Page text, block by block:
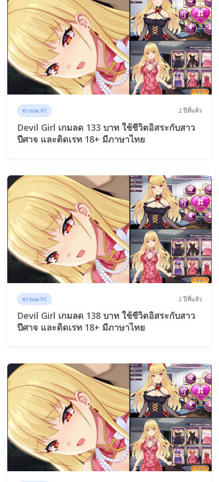
ข่าวเกม PC 2 ปีที่แล้ว
Devil Girl เกมลด 133 บาท ใช้ชีวิตอิสระกับสาว
ปีศาจ และติดเรท 18+ มีภาษาไทย
ข่าวเกม PC 2 ปีที่แล้ว
Devil Girl เกมลด 138 บาท ใช้ชีวิตอิสระกับสาว
ปีศาจ และติดเรท 18+ มีภาษาไทย